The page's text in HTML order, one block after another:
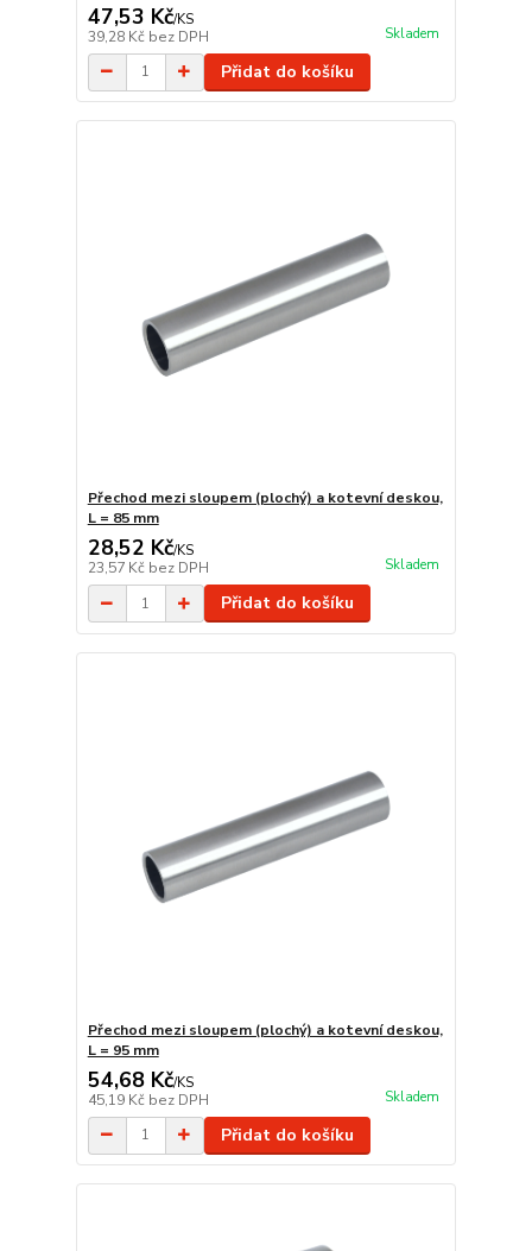
47,53 Kč/KS
39,28 Kč bez DPH Skladem
Přidat do košíku
Přechod mezi sloupem (plochý) a kotevní deskou,
L = 85 mm
28,52 Kč/KS
23,57 Kč bez DPH Skladem
Přidat do košíku
Přechod mezi sloupem (plochý) a kotevní deskou,
L = 95 mm
54,68 Kč/KS
45,19 Kč bez DPH Skladem
Přidat do košíku